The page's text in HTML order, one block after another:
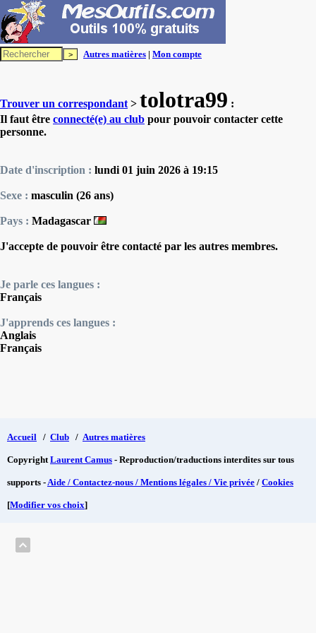
Autres matières | Mon compte
Trouver un correspondant > tolotra99 :
Il faut être connecté(e) au club pour pouvoir contacter cette
personne.
Date d'inscription : lundi 01 juin 2026 à 19:15
Sexe : masculin (26 ans)
Pays : Madagascar
J'accepte de pouvoir être contacté par les autres membres.
Je parle ces langues :
Français
J'apprends ces langues :
Anglais
Français
Accueil / Club / Autres matières
CopyrightLaurent Camus - Reproduction/traductions interdites sur tous
supports -Aide / Contactez-nous / Mentions légales / Vie privée / Cookies
[Modifier vos choix]